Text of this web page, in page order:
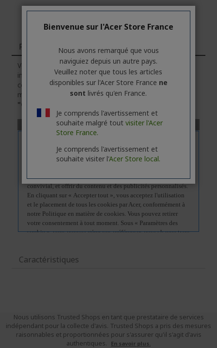
Fonctions
Veuillez noter que l'onglet"Fonctions" contient des
informations générales sur la série des produits. Pour
connaître les caractéristiques techniques exactes du
modèle sélectionné, veuillezcliquersur l'onglet
"Caractéristiques"
Caractéristiques
Nous utilisons Trusted Shops en tant que prestataire de services
indépendant pour la collecte d'avis. Trusted Shops a pris des mesures
raisonnables et proportionnées pour s'assurer qu'il s'agit d'avis
authentiques.
En savoir plus.
Bienvenue sur l'Acer Store France
Nous avons remarqué que vous
naviguiez depuis un autre pays.
Veuillez noter que tous les articles
disponibles sur l'Acer Store France ne
sont livrés qu'en France.
Je comprends l'avertissement et
souhaite malgré tout visiter l'Acer
Store France.
Je comprends l'avertissement et
souhaite visiter l'Acer Store local.